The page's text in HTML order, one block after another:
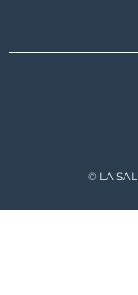
© LA